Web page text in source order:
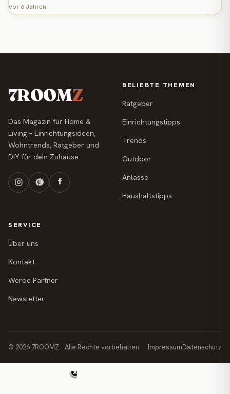
vor 6 Jahren
7ROOMZ
Das Magazin für Home &
Living – Einrichtungsideen,
Wohntrends, Ratgeber und
DIY für dein Zuhause.
BELIEBTE THEMEN
Ratgeber
Einrichtungstipps
Trends
Outdoor
Anlässe
Haushaltstipps
SERVICE
Über uns
Kontakt
Werde Partner
Newsletter
© 2026 7ROOMZ · Alle Rechte vorbehalten ImpressumDatenschutz